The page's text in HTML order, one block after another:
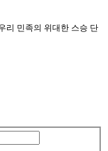
리 민족의 위대한 스승 단